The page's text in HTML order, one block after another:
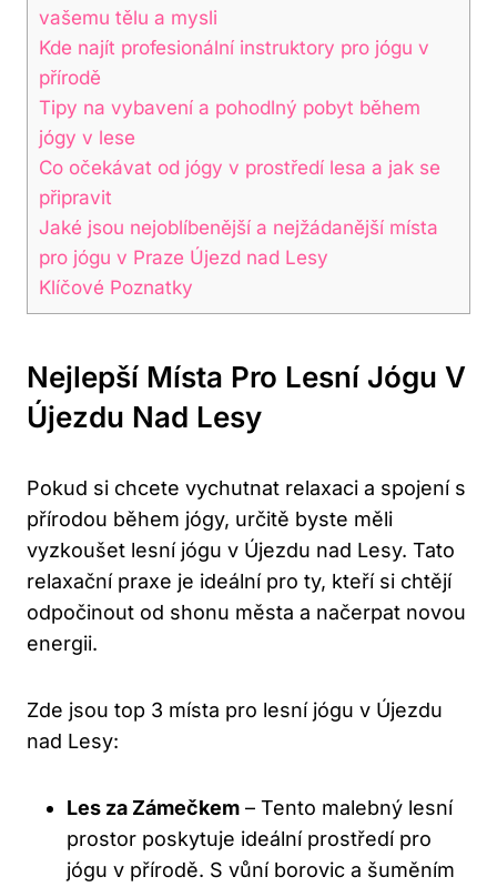
vašemu tělu a mysli
Kde najít profesionální instruktory pro jógu v
přírodě
Tipy na vybavení a pohodlný pobyt během
jógy v lese
Co očekávat od jógy v prostředí lesa a jak se
připravit
Jaké jsou nejoblíbenější a nejžádanější místa
pro jógu v Praze Újezd nad Lesy
Klíčové Poznatky
Nejlepší Místa Pro Lesní Jógu V
Újezdu Nad Lesy
Pokud si chcete vychutnat relaxaci a spojení s
přírodou během jógy, určitě byste měli
vyzkoušet lesní jógu v Újezdu nad Lesy. Tato
relaxační praxe je ideální pro ty, kteří si chtějí
odpočinout od shonu města a načerpat novou
energii.
Zde jsou top 3 místa pro lesní jógu v Újezdu
nad Lesy:
Les za Zámečkem – Tento malebný lesní
prostor poskytuje ideální prostředí pro
jógu v přírodě. S vůní borovic a šuměním